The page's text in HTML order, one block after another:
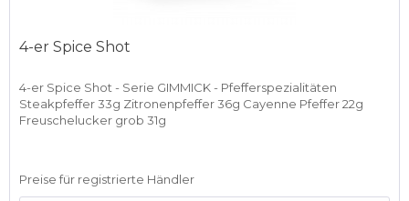
4-er Spice Shot
4-er Spice Shot - Serie GIMMICK - Pfefferspezialitäten
Steakpfeffer 33g Zitronenpfeffer 36g Cayenne Pfeffer 22g
Freuschelucker grob 31g
Preise für registrierte Händler